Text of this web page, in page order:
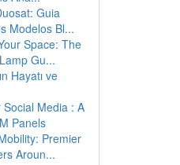
Guia
Modelos Bl...
Space: The
Gu...
Hayatı ve
Social Media : A
Panels
Premier
Aroun...